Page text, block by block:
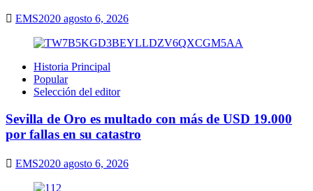
EMS2020 agosto 6, 2026
Historia Principal
Popular
Selección del editor
Sevilla de Oro es multado con más de USD 19.000
por fallas en su catastro
EMS2020 agosto 6, 2026